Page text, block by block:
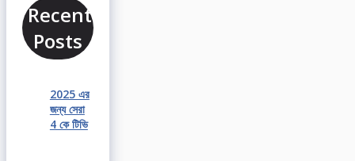
Recent
Posts
2025 এর
জন্য সেরা
4 কে টিভি